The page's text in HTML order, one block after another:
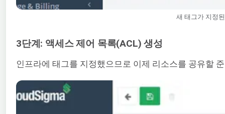
새 태그가 지정
3단계: 액세스 제어 목록(ACL) 생성
인프라에 태그를 지정했으므로 이제 리소스를 공유할